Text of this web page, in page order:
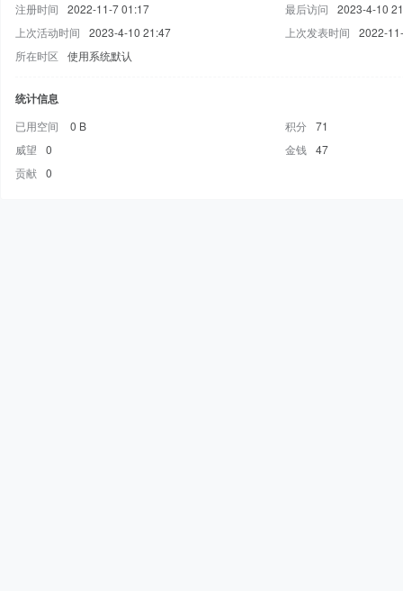
注册时间 2022-11-7 01:17 最后访问
2023-4-10
上次活动时间
2023-4-10 21:47 上次发表时间
2022-
所在时区
使用系统默认
统计信息
已用空间 0 B 积分 71
威望
0 金钱 47
贡献 0